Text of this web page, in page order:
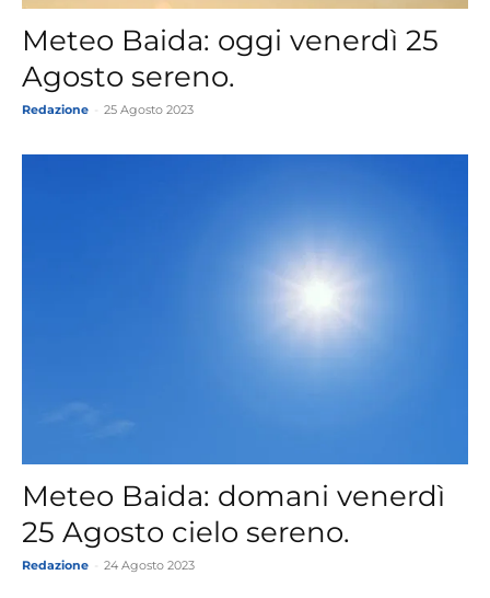
Meteo Baida: oggi venerdì 25
Agosto sereno.
Redazione 25 Agosto 2023
Meteo Baida: domani venerdì
25 Agosto cielo sereno.
Redazione 24 Agosto 2023